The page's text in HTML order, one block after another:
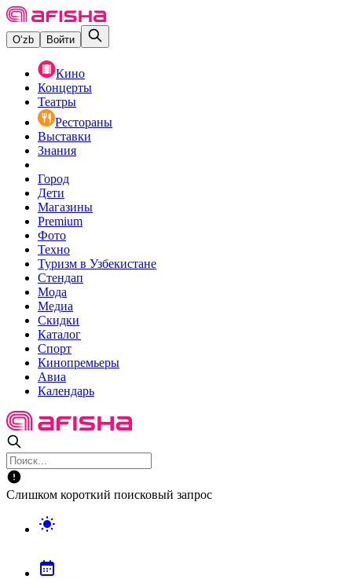
O‘zb Войти
Кино
Концерты
Театры
Рестораны
Выставки
Знания
Город
Дети
Магазины
Premium
Фото
Техно
Туризм в Узбекистане
Стендап
Мода
Медиа
Скидки
Каталог
Спорт
Кинопремьеры
Авиа
Календарь
Слишком короткий поисковый запрос